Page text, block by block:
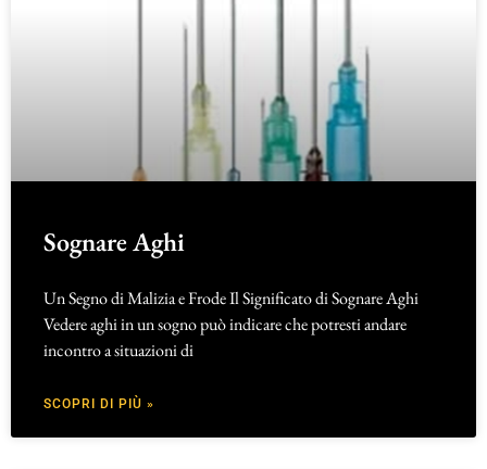
Sognare Aghi
Un Segno di Malizia e Frode Il Significato di Sognare Aghi
Vedere aghi in un sogno può indicare che potresti andare
incontro a situazioni di
SCOPRI DI PIÙ »